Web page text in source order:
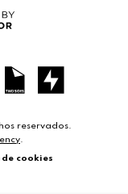
reservados.
.
cookies